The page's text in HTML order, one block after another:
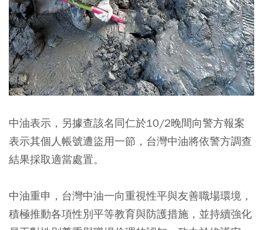
中油表示，另據查該名同仁於10/2晚間向警方報案
表示其個人帳號遭盜用一節，台灣中油將依警方調查
結果採取適當處置。
中油重申，台灣中油一向重視性平與友善職場環境，
積極推動各項性別平等教育與防護措施，並持續強化